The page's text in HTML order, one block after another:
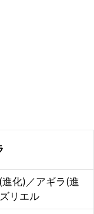
化)／アギラ(進
リエル